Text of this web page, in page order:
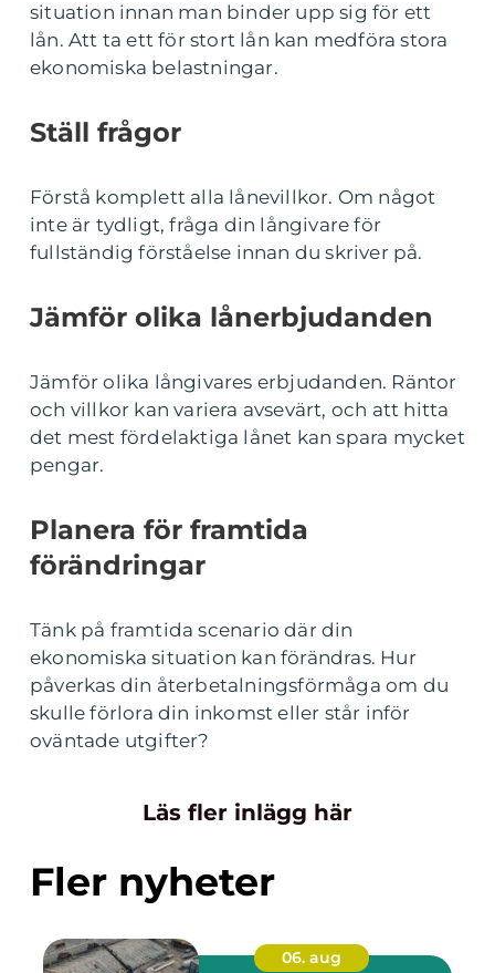
situation innan man binder upp sig för ett
lån. Att ta ett för stort lån kan medföra stora
ekonomiska belastningar.
Ställ frågor
Förstå komplett alla lånevillkor. Om något
inte är tydligt, fråga din långivare för
fullständig förståelse innan du skriver på.
Jämför olika lånerbjudanden
Jämför olika långivares erbjudanden. Räntor
och villkor kan variera avsevärt, och att hitta
det mest fördelaktiga lånet kan spara mycket
pengar.
Planera för framtida
förändringar
Tänk på framtida scenario där din
ekonomiska situation kan förändras. Hur
påverkas din återbetalningsförmåga om du
skulle förlora din inkomst eller står inför
oväntade utgifter?
Läs fler inlägg här
Fler nyheter
06. aug